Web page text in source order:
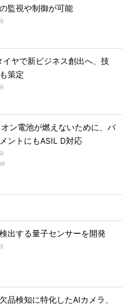
監視や制御が可能
イヤで新ビジネス創出へ、技
策定
ン電池が燃えないために、バ
ントにもASIL D対応
出する量子センサーを開発
品検知に特化したAIカメラ、